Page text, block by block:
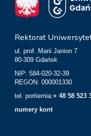
Rektorat
ul. prof. Marii Janion 7
80-309 Gdańsk
NIP: 584-020-32-39
REGON: 000001330
tel. portiernia:+ 48 58 523
numery kont